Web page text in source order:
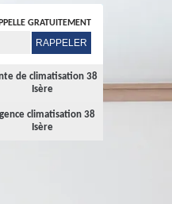
de climatisation 38
Isère
climatisation 38
Isère
GRATUITEMENT